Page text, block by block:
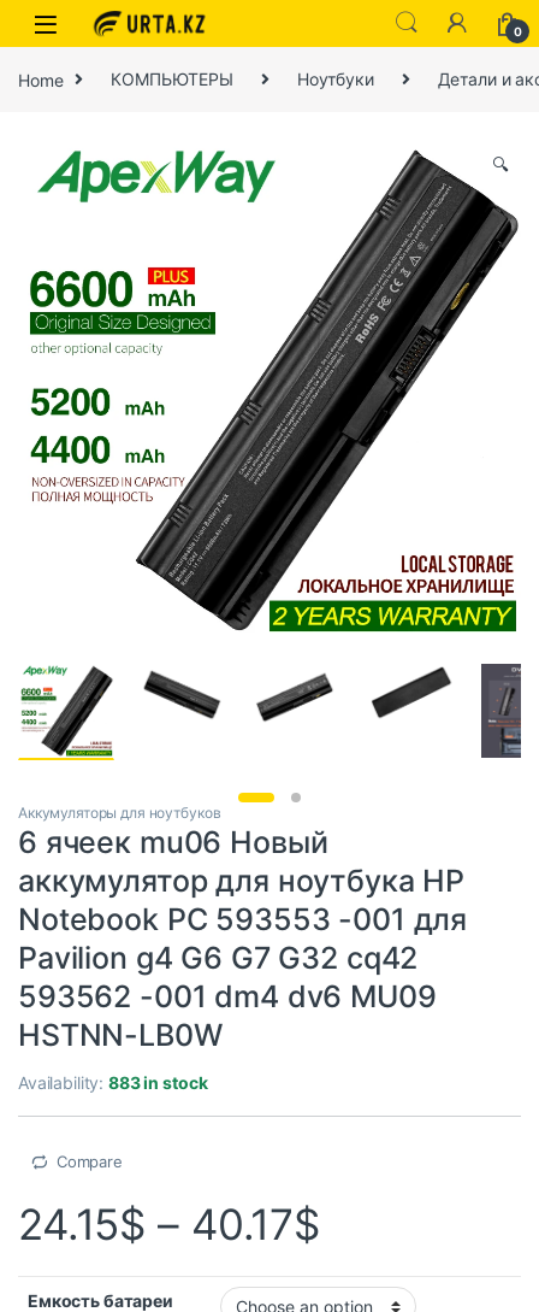
0
Home КОМПЬЮТЕРЫ Ноутбуки Детали и
🔍
Аккумуляторы для ноутбуков
6 ячеек mu06 Новый
аккумулятор для ноутбука HP
Notebook PC 593553 -001 для
Pavilion g4 G6 G7 G32 cq42
593562 -001 dm4 dv6 MU09
HSTNN-LB0W
Availability:883 in stock
Compare
24.15$ – 40.17$
Емкость батареи